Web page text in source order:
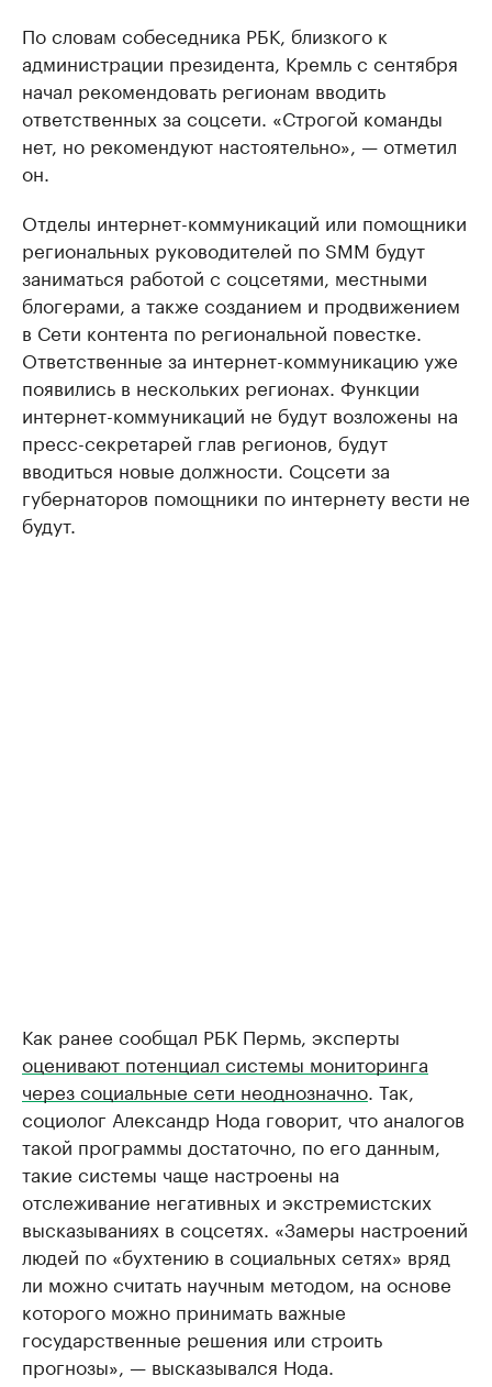
По словам собеседника РБК, близкого к
администрации президента, Кремль с сентября
начал рекомендовать регионам вводить
ответственных за соцсети. «Строгой команды
нет, но рекомендуют настоятельно», — отметил
он.
Отделы интернет-коммуникаций или помощники
региональных руководителей по SMM будут
заниматься работой с соцсетями, местными
блогерами, а также созданием и продвижением
в Сети контента по региональной повестке.
Ответственные за интернет-коммуникацию уже
появились в нескольких регионах. Функции
интернет-коммуникаций не будут возложены на
пресс-секретарей глав регионов, будут
вводиться новые должности. Соцсети за
губернаторов помощники по интернету вести не
будут.
Как ранее сообщал РБК Пермь, эксперты
оценивают потенциал системы мониторинга
через социальные сети неоднозначно. Так,
социолог Александр Нода говорит, что аналогов
такой программы достаточно, по его данным,
такие системы чаще настроены на
отслеживание негативных и экстремистских
высказываниях в соцсетях. «Замеры настроений
людей по «бухтению в социальных сетях» вряд
ли можно считать научным методом, на основе
которого можно принимать важные
государственные решения или строить
прогнозы», — высказывался Нода.